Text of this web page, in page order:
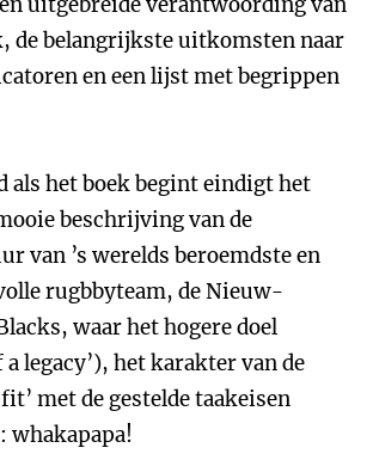
de belangrijkste uitkomsten naar
en een lijst met begrippen
als het boek begint eindigt het
beschrijving van de
van ’s werelds beroemdste en
rugbbyteam, de Nieuw-
waar het hogere doel
a legacy’), het karakter van de
met de gestelde taakeisen
whakapapa!